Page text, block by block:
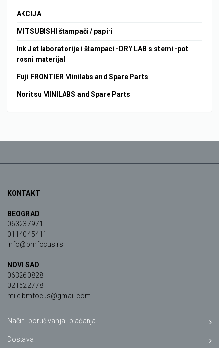
AKCIJA
MITSUBISHI štampači / papiri
Ink Jet laboratorije i štampaci -DRY LAB sistemi -pot
rosni materijal
Fuji FRONTIER Minilabs and Spare Parts
Noritsu MINILABS and Spare Parts
KONTAKT
BEOGRAD
063237971
0114045411
info@bmfocus.rs
NOVI SAD
063260828
021522778
mile.bmfocus@gmail.com
Načini poručivanja i plaćanja
Dostava